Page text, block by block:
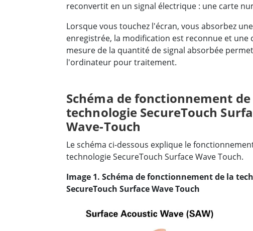
reconvertit en un signal électrique : une carte
Lorsque vous touchez l'écran, vous absorbez
enregistrée, la modification est reconnue et une
mesure de la quantité de signal absorbée
l'ordinateur pour traitement.
Schéma de fonctionnement de
technologie SecureTouch
Wave-Touch
Le schéma ci-dessous explique le
technologie SecureTouch Surface Wave Touch.
Image 1. Schéma de fonctionnement de la
SecureTouch Surface Wave Touch